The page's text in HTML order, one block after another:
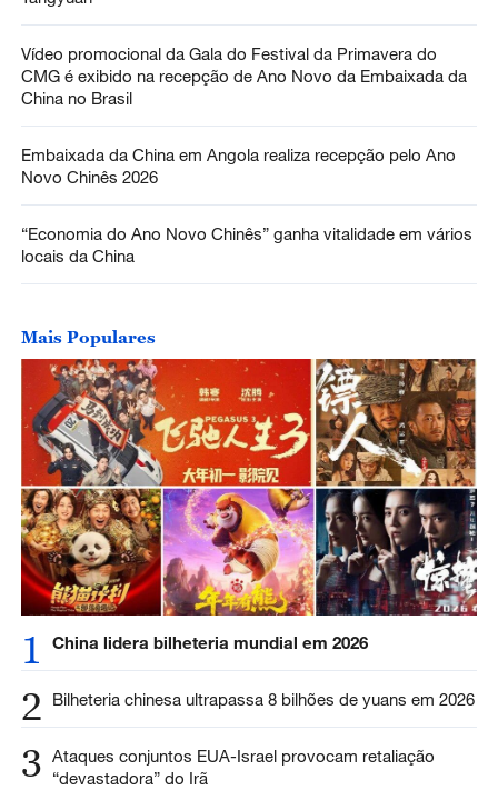
Vídeo promocional da Gala do Festival da Primavera do
CMG é exibido na recepção de Ano Novo da Embaixada da
China no Brasil
Embaixada da China em Angola realiza recepção pelo Ano
Novo Chinês 2026
“Economia do Ano Novo Chinês” ganha vitalidade em vários
locais da China
Mais Populares
1 China lidera bilheteria mundial em 2026
2 Bilheteria chinesa ultrapassa 8 bilhões de yuans em 2026
3 Ataques conjuntos EUA-Israel provocam retaliação
“devastadora” do Irã